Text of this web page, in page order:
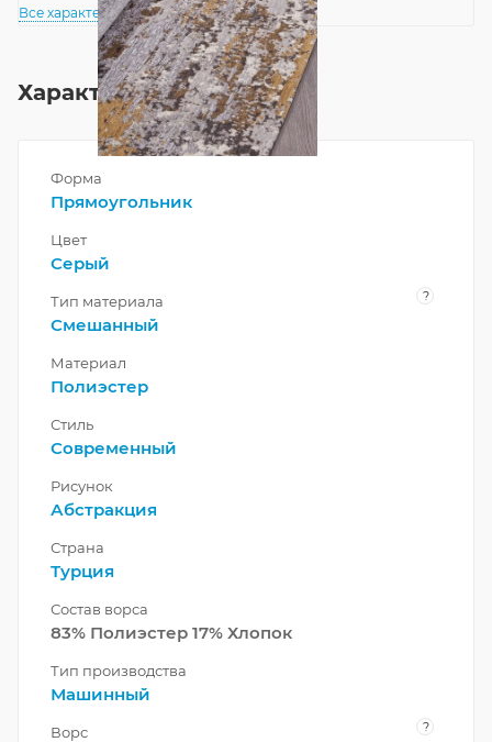
Все характеристики
Характеристики
Форма
Прямоугольник
Цвет
Серый
Тип материала ?
Смешанный
Материал
Полиэстер
Стиль
Современный
Рисунок
Абстракция
Страна
Турция
Состав ворса
83% Полиэстер 17% Хлопок
Тип производства
Машинный
Ворс ?